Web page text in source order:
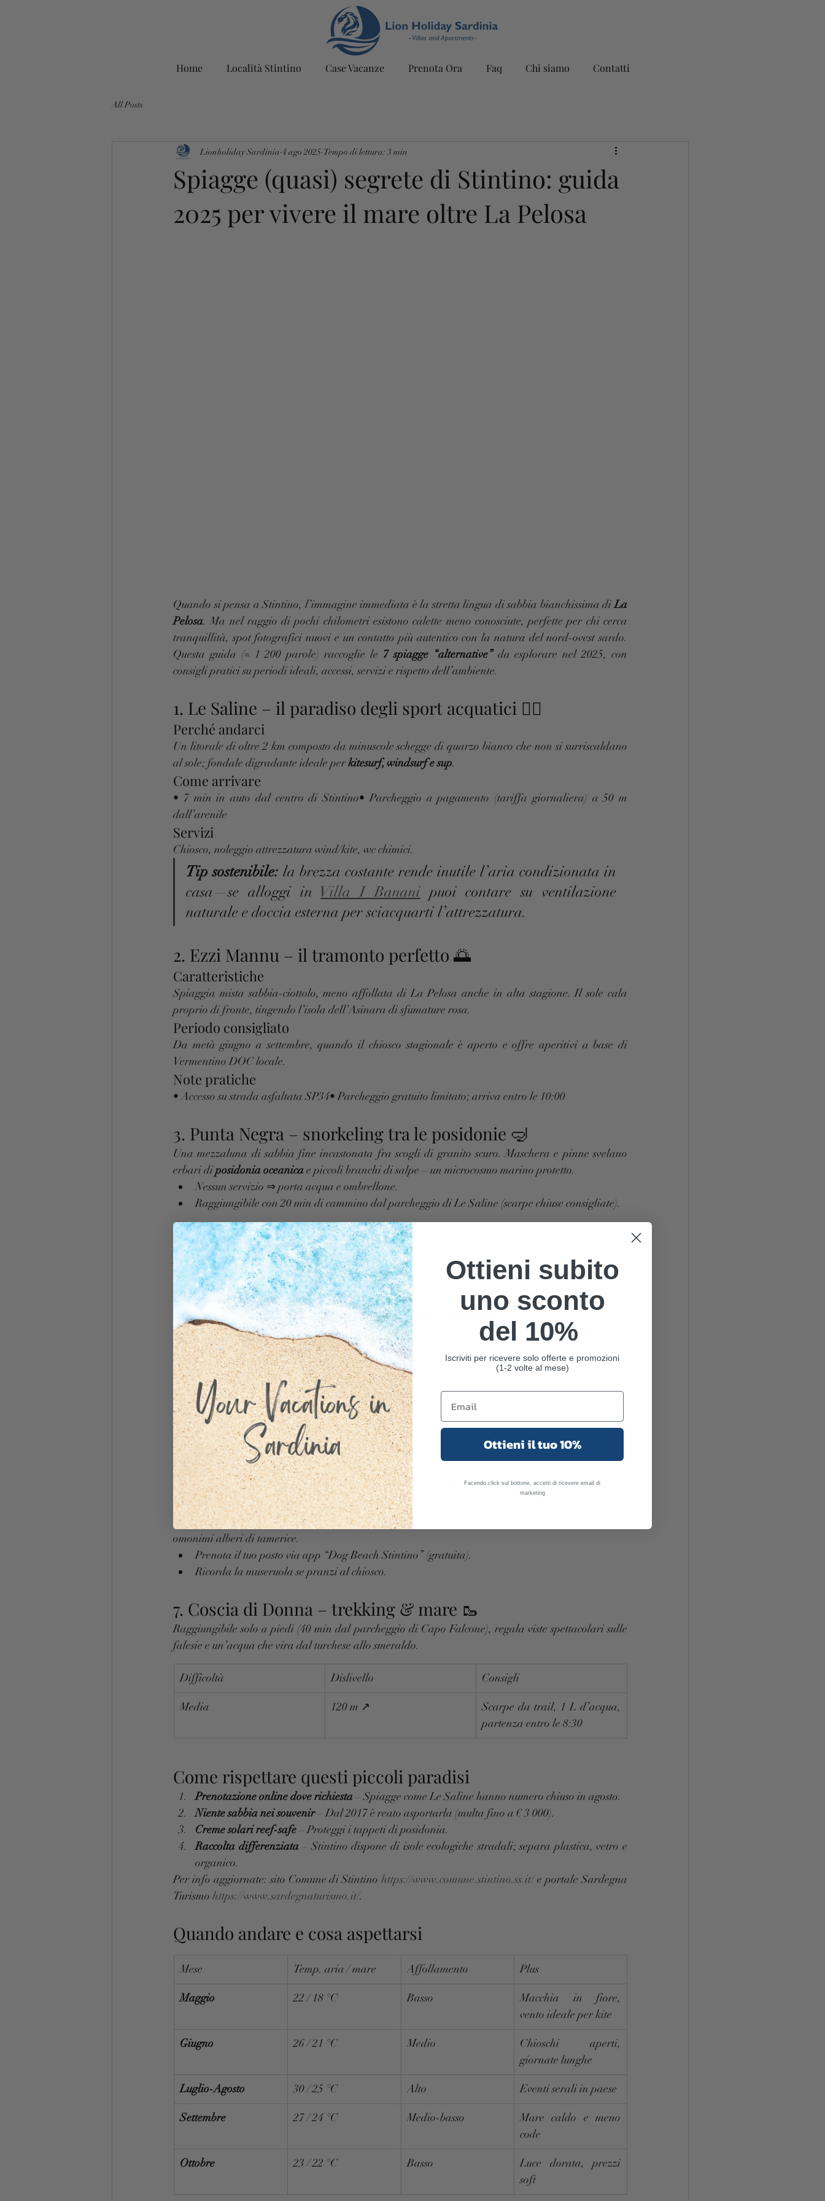
Home Località Stintino Case Vacanze Prenota Ora Faq Chi siamo Contatti
All Posts
Spiagge (quasi) segrete di Stintino: guida
2025 per vivere il mare oltre La Pelosa
Lionholiday Sardinia 4 ago 2025 Tempo di lettura: 3 min
Quando si pensa a Stintino, l’immagine immediata è la stretta lingua di sabbia bianchissima di La
Pelosa. Ma nel raggio di pochi chilometri esistono calette meno conosciute, perfette per chi cerca
tranquillità, spot fotografici nuovi e un contatto più autentico con la natura del nord-ovest sardo.
Questa guida (≈ 1 200 parole) raccoglie le 7 spiagge “alternative” da esplorare nel 2025, con
consigli pratici su periodi ideali, accessi, servizi e rispetto dell’ambiente.
1. Le Saline – il paradiso degli sport acquatici 🏄‍♂️
Perché andarci
Un litorale di oltre 2 km composto da minuscole schegge di quarzo bianco che non si surriscaldano
al sole; fondale digradante ideale per kitesurf, windsurf e sup.
Come arrivare
• 7 min in auto dal centro di Stintino• Parcheggio a pagamento (tariffa giornaliera) a 50 m
dall’arenile
Servizi
Chiosco, noleggio attrezzatura wind/kite, wc chimici.
Tip sostenibile: la brezza costante rende inutile l’aria condizionata in
casa—se alloggi in Villa I Banani puoi contare su ventilazione
naturale e doccia esterna per sciacquarti l’attrezzatura.
2. Ezzi Mannu – il tramonto perfetto 🌅
Caratteristiche
Spiaggia mista sabbia-ciottolo, meno affollata di La Pelosa anche in alta stagione. Il sole cala
proprio di fronte, tingendo l’isola dell’Asinara di sfumature rosa.
Periodo consigliato
Da metà giugno a settembre, quando il chiosco stagionale è aperto e offre aperitivi a base di
Vermentino DOC locale.
Note pratiche
• Accesso su strada asfaltata SP34• Parcheggio gratuito limitato; arriva entro le 10:00
3. Punta Negra – snorkeling tra le posidonie 🤿
Una mezzaluna di sabbia fine incastonata fra scogli di granito scuro. Maschera e pinne svelano
erbari di posidonia oceanica e piccoli branchi di salpe—un microcosmo marino protetto.
Nessun servizio ⇒ porta acqua e ombrellone.
Raggiungibile con 20 min di cammino dal parcheggio di Le Saline (scarpe chiuse consigliate).
4. Cala Lupo – la baia “urbana” ✨
Situata a pochi passi dal paese, offre piattaforme in cemento per stendere il telo, acqua cristallina e
comodi accessi in pietra: perfetta per chi viaggia con passeggino o ha mobilità ridotta.
Parcheggio gratuito all’interno del complesso residenzialeBar e market entro 300 m
Alloggiando in una delle nostre Case Vacanza in Stintino, puoi
raggiungere Cala Lupo a piedi in meno di 15 min.
5. Pazzona – silenzio assoluto 🤫
Tre micro-calette consecutive, separate da punte rocciose. Zero stabilimenti, zero musica: solo il
rumore delle onde e il profumo di elicriso.
Accesso sterrato – sconsigliato ai camper > 6 m
Porta con te tutto l’occorrente; raccogli i rifiuti (non ci sono cestini)
6. Tamerici – la spiaggia “dog-friendly” 🐾
Dal 2024 il Comune ha destinato un tratto di arenile, corredato di doccette e sacchetti
biodegradabili, ai viaggiatori con amici a quattro zampe. Fondale basso, ombra naturale sotto gli
omonimi alberi di tamerice.
Prenota il tuo posto via app “Dog Beach Stintino” (gratuita).
Ricorda la museruola se pranzi al chiosco.
7. Coscia di Donna – trekking & mare 🥾
Raggiungibile solo a piedi (40 min dal parcheggio di Capo Falcone), regala viste spettacolari sulle
falesie e un’acqua che vira dal turchese allo smeraldo.
Difficoltà Dislivello Consigli
Media 120 m ↗︎
Scarpe da trail, 1 L d’acqua,
partenza entro le 8:30
Come rispettare questi piccoli paradisi
Prenotazione online dove richiesta – Spiagge come Le Saline hanno numero chiuso in agosto.
Niente sabbia nei souvenir – Dal 2017 è reato asportarla (multa fino a € 3 000).
Creme solari reef-safe – Proteggi i tappeti di posidonia.
Raccolta differenziata – Stintino dispone di isole ecologiche stradali; separa plastica, vetro e
organico.
Per info aggiornate: sito Comune di Stintino https://www.comune.stintino.ss.it/ e portale Sardegna
Turismo https://www.sardegnaturismo.it/.
Quando andare e cosa aspettarsi
Mese Temp. aria / mare Affollamento Plus
Maggio 22 / 18 °C Basso
Macchia in fiore,
vento ideale per kite
Giugno 26 / 21 °C Medio
Chioschi aperti,
giornate lunghe
Luglio-Agosto 30 / 25 °C Alto Eventi serali in paese
Settembre 27 / 24 °C Medio-basso
Mare caldo e meno
code
Ottobre 23 / 22 °C Basso
Luce dorata, prezzi
soft
Ottieni subito
uno sconto
del 10%
Iscriviti per ricevere solo offerte e promozioni
(1-2 volte al mese)
Ottieni il tuo 10%
Facendo click sul bottone, accetti di ricevere email di
marketing